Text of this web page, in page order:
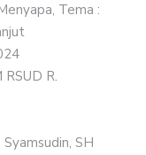
Tema :
R.
SH